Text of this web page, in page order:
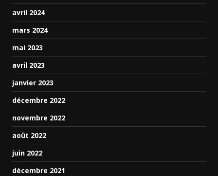
avril 2024
mars 2024
mai 2023
avril 2023
janvier 2023
décembre 2022
novembre 2022
août 2022
juin 2022
décembre 2021